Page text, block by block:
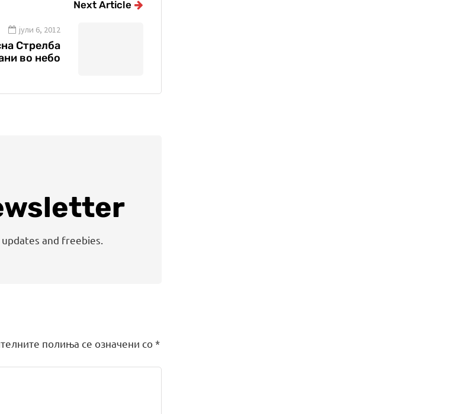
Next Article
јули 6, 2012
Стрелба
во небо
and freebies.
полиња се означени со*